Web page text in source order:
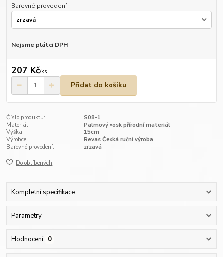
Barevné provedení
Nejsme plátci DPH
207 Kč/ks
Přidat do košíku
Číslo produktu:
S08-1
Materiál:
Palmový vosk přírodní materiál
Výška:
15cm
Výrobce:
Revas Česká ruční výroba
Barevné provedení:
zrzavá
Do oblíbených
Kompletní specifikace
Parametry
Hodnocení 0